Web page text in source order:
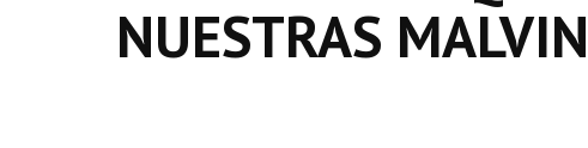
NUESTRAS